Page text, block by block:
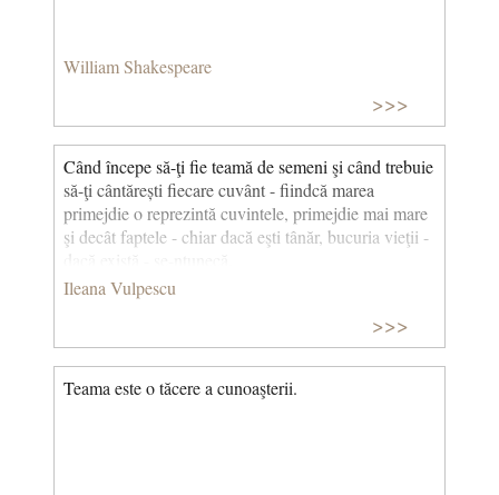
William Shakespeare
>>>
Când începe să-ţi fie teamă de semeni şi când trebuie
să-ţi cântărești fiecare cuvânt - fiindcă marea
primejdie o reprezintă cuvintele, primejdie mai mare
şi decât faptele - chiar dacă eşti tânăr, bucuria vieţii -
Ileana Vulpescu
>>>
Teama este o tăcere a cunoaşterii.